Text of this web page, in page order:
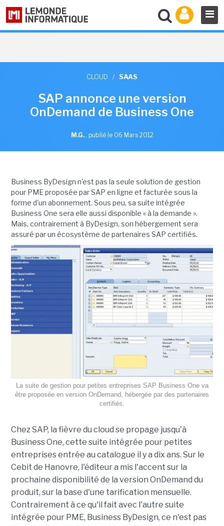
CLOUD / SAAS
SAP annonce une version
OnDemand de Business One
M.G. , publié le 06 Mars 2012
Business ByDesign n'est pas la seule solution de gestion
pour PME proposée par SAP en ligne et facturée sous la
forme d'un abonnement. Sous peu, sa suite intégrée
Business One sera elle aussi disponible « à la demande ».
Mais, contrairement à ByDesign, son hébergement sera
assuré par un écosystème de partenaires SAP certifiés.
La suite de gestion pour petites entreprises SAP Business One va
être proposée en version OnDemand, hébergée par des partenaires
certifiés.
Chez SAP, la fièvre du cloud se propage jusqu'à
Business One, cette suite intégrée pour petites
entreprises entrée au catalogue il y a dix ans. Sur le
Cebit de Hanovre, l'éditeur a mis l'accent sur la
prochaine disponibilité de la version OnDemand du
produit, sur la base d'une tarification mensuelle.
Contrairement à ce qu'il fait avec l'autre suite
intégrée pour PME, Business ByDesign, ce n'est pas